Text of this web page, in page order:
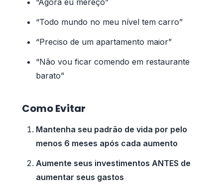
“Todo mundo no meu nível tem carro”
“Preciso de um apartamento maior”
“Não vou ficar comendo em restaurante
barato”
Como Evitar
Mantenha seu padrão de vida por pelo
menos 6 meses após cada aumento
Aumente seus investimentos ANTES de
aumentar seus gastos